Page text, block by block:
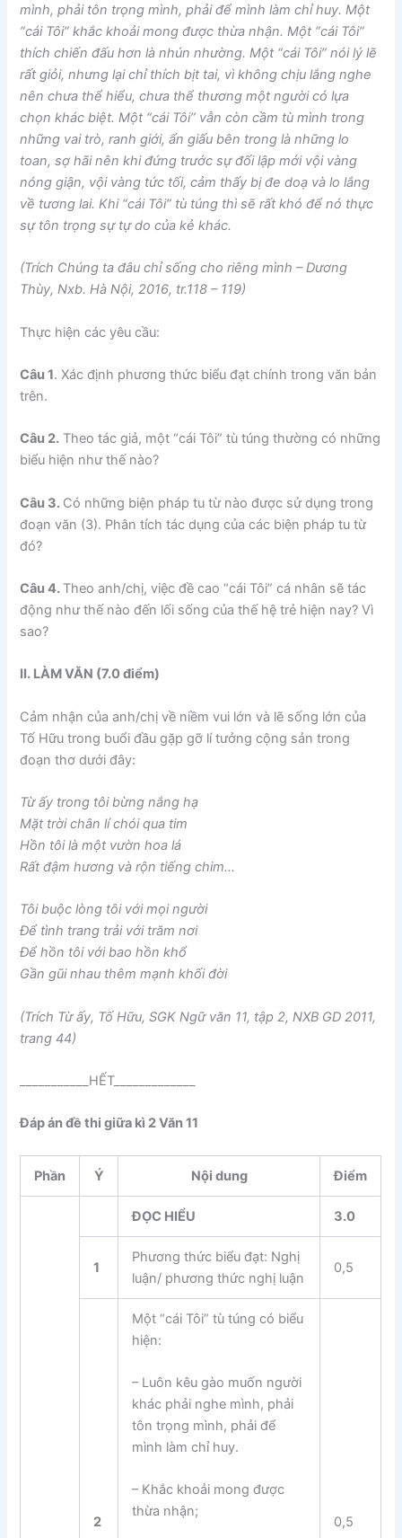
mình, phải tôn trọng mình, phải để mình làm chỉ huy. Một
“cái Tôi” khắc khoải mong được thừa nhận. Một “cái Tôi”
thích chiến đấu hơn là nhún nhường. Một “cái Tôi” nói lý lẽ
rất giỏi, nhưng lại chỉ thích bịt tai, vì không chịu lắng nghe
nên chưa thể hiểu, chưa thể thương một người có lựa
chọn khác biệt. Một “cái Tôi” vẫn còn cầm tù mình trong
những vai trò, ranh giới, ẩn giấu bên trong là những lo
toan, sợ hãi nên khi đứng trước sự đối lập mới vội vàng
nóng giận, vội vàng tức tối, cảm thấy bị đe doạ và lo lắng
về tương lai. Khi “cái Tôi” tù túng thì sẽ rất khó để nó thực
sự tôn trọng sự tự do của kẻ khác.
(Trích Chúng ta đâu chỉ sống cho riêng mình – Dương
Thùy, Nxb. Hà Nội, 2016, tr.118 – 119)
Thực hiện các yêu cầu:
Câu 1. Xác định phương thức biểu đạt chính trong văn bản
trên.
Câu 2. Theo tác giả, một “cái Tôi” tù túng thường có những
biểu hiện như thế nào?
Câu 3. Có những biện pháp tu từ nào được sử dụng trong
đoạn văn (3). Phân tích tác dụng của các biện pháp tu từ
đó?
Câu 4. Theo anh/chị, việc đề cao “cái Tôi” cá nhân sẽ tác
động như thế nào đến lối sống của thế hệ trẻ hiện nay? Vì
sao?
II. LÀM VĂN (7.0 điểm)
Cảm nhận của anh/chị về niềm vui lớn và lẽ sống lớn của
Tố Hữu trong buổi đầu gặp gỡ lí tưởng cộng sản trong
đoạn thơ dưới đây:
Từ ấy trong tôi bừng nắng hạ
Mặt trời chân lí chói qua tim
Hồn tôi là một vườn hoa lá
Rất đậm hương và rộn tiếng chim…
Tôi buộc lòng tôi với mọi người
Để tình trang trải với trăm nơi
Để hồn tôi với bao hồn khổ
Gần gũi nhau thêm mạnh khối đời
(Trích Từ ấy, Tố Hữu, SGK Ngữ văn 11, tập 2, NXB GD 2011,
trang 44)
___________HẾT_____________
Đáp án đề thi giữa kì 2 Văn 11
Phần Ý Nội dung Điểm
ĐỌC HIỂU 3.0
1
Phương thức biểu đạt: Nghị
luận/ phương thức nghị luận
0,5
2
Một “cái Tôi” tù túng có biểu
hiện:
– Luôn kêu gào muốn người
khác phải nghe mình, phải
tôn trọng mình, phải để
mình làm chỉ huy.
– Khắc khoải mong được
thừa nhận;
0,5